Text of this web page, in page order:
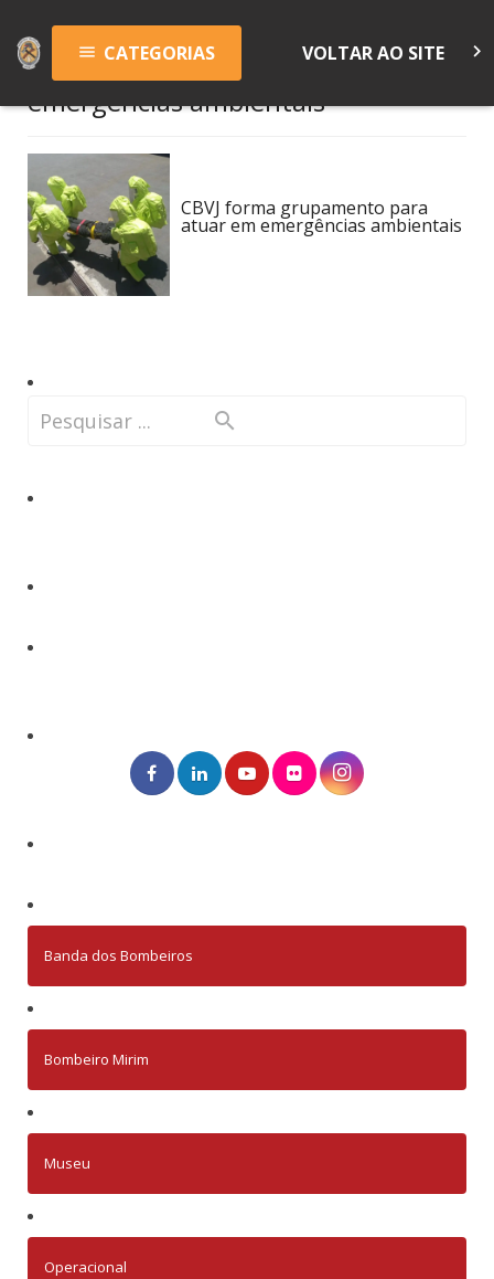
menu CATEGORIAS VOLTAR AO SITE keyboard_arrow_right
emergências ambientais
CBVJ forma grupamento para
atuar em emergências ambientais
Banda dos Bombeiros
Bombeiro Mirim
Museu
Operacional